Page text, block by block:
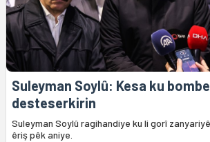
Suleyman Soylû: Kesa ku
desteserkirin
Suleyman Soylû ragihandiye ku li gorî
êriş pêk aniye.